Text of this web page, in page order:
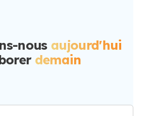
nous aujourd'hui
demain